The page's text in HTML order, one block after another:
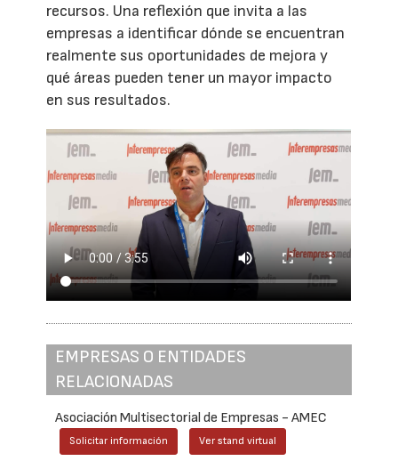
recursos. Una reflexión que invita a las
empresas a identificar dónde se encuentran
realmente sus oportunidades de mejora y
qué áreas pueden tener un mayor impacto
en sus resultados.
EMPRESAS O ENTIDADES
RELACIONADAS
Asociación Multisectorial de Empresas - AMEC
Solicitar información Ver stand virtual